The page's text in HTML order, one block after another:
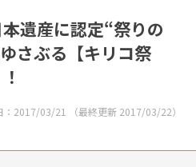
遺産に認定“祭りの
さぶる【キリコ祭
2017/03/21 （最終更新 2017/03/22）